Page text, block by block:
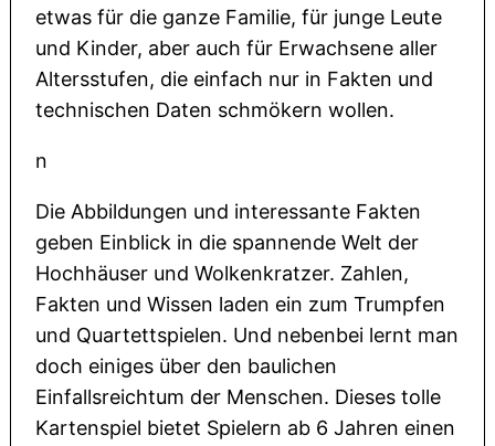
etwas für die ganze Familie, für junge Leute
und Kinder, aber auch für Erwachsene aller
Altersstufen, die einfach nur in Fakten und
technischen Daten schmökern wollen.
n
Die Abbildungen und interessante Fakten
geben Einblick in die spannende Welt der
Hochhäuser und Wolkenkratzer. Zahlen,
Fakten und Wissen laden ein zum Trumpfen
und Quartettspielen. Und nebenbei lernt man
doch einiges über den baulichen
Einfallsreichtum der Menschen. Dieses tolle
Kartenspiel bietet Spielern ab 6 Jahren einen